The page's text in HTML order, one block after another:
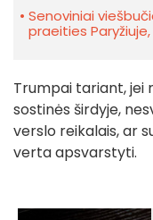
Senoviniai
praeities
Trumpai tariant, jei
sostinės širdyje,
verslo reikalais, ar
verta apsvarstyti.